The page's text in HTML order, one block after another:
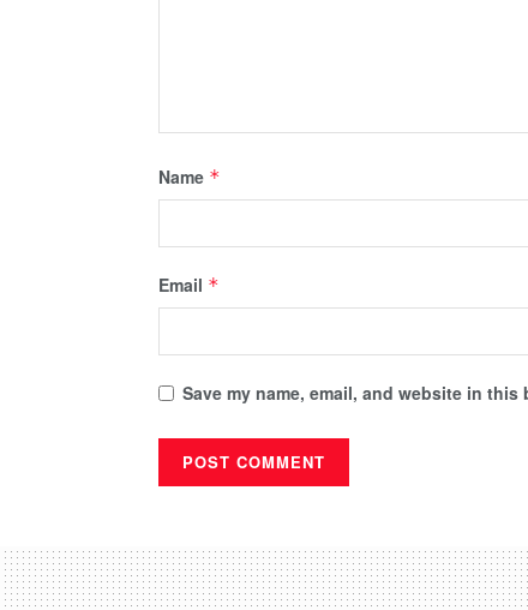
Name *
Email *
Save my name, email, and website in